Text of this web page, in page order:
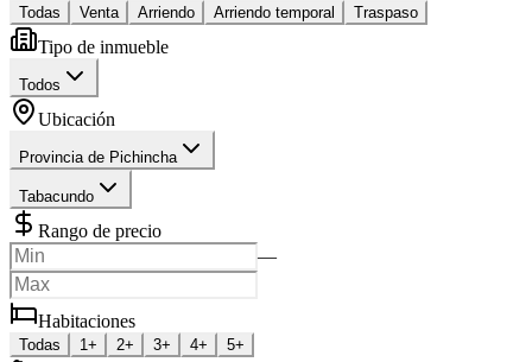
Todas Venta Arriendo Arriendo temporal Traspaso
Tipo de inmueble
Todos
Ubicación
Provincia de Pichincha
Tabacundo
Rango de precio
—
Habitaciones
Todas 1+ 2+ 3+ 4+ 5+